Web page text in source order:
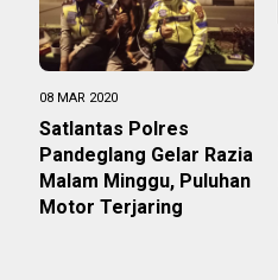
08 MAR 2020
Satlantas Polres
Pandeglang Gelar Razia
Malam Minggu, Puluhan
Motor Terjaring